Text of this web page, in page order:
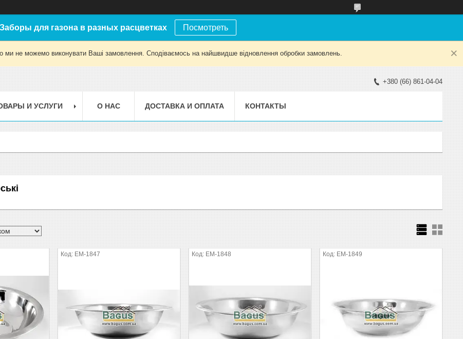
Заборы для газона в разных расцветках Посмотреть
ми не можемо виконувати Ваші замовлення. Сподіваємось на найшвидше відновлення обробки замовлень.
+380 (66) 861-04-04
И УСЛУГИ О НАС ДОСТАВКА И ОПЛАТА КОНТАКТЫ
EM-1847 EM-1848 EM-1849